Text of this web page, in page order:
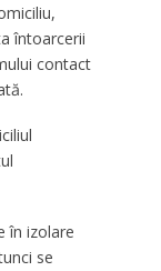
întoarcerii
contact
în izolare
se